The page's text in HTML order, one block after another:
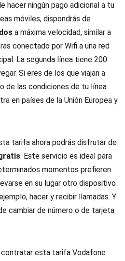
hacer ningún pago adicional a tu
móviles, dispondrás de
a máxima velocidad, similar a
conectado por Wifi a una red
La segunda línea tiene 200
Si eres de los que viajan a
de las condiciones de tu línea
en países de la Unión Europea y
tarifa ahora podrás disfrutar de
. Este servicio es ideal para
momentos prefieren
en su lugar otro dispositivo
hacer y recibir llamadas. Y
cambiar de número o de tarjeta
contratar esta tarifa Vodafone